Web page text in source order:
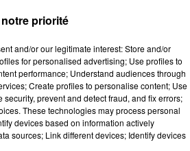
« Puzzle »
Jamiroquai,
projet
priorité
and/or our legitimate interest: Store and/or
for personalised advertising; Use profiles to
performance; Understand audiences through
Create profiles to personalise content; Use
prevent and detect fraud, and fix errors;
These technologies may process personal
devices based on information actively
sources; Link different devices; Identify devices